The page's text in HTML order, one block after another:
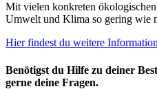
Mit vielen konkreten
Umwelt und Klima so gering wie
Hier findest du weitere
Benötigst du Hilfe zu deiner
gerne deine Fragen.